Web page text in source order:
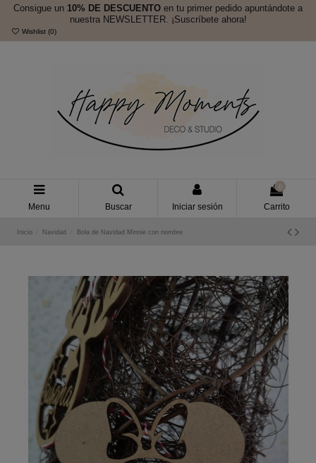
Consigue un 10% DE DESCUENTO en tu primer pedido apuntándote a
nuestra NEWSLETTER. ¡Suscríbete ahora!
Wishlist (0)
Menu Buscar Iniciar sesión Carrito
Inicio Navidad Bola de Navidad Minnie con nombre